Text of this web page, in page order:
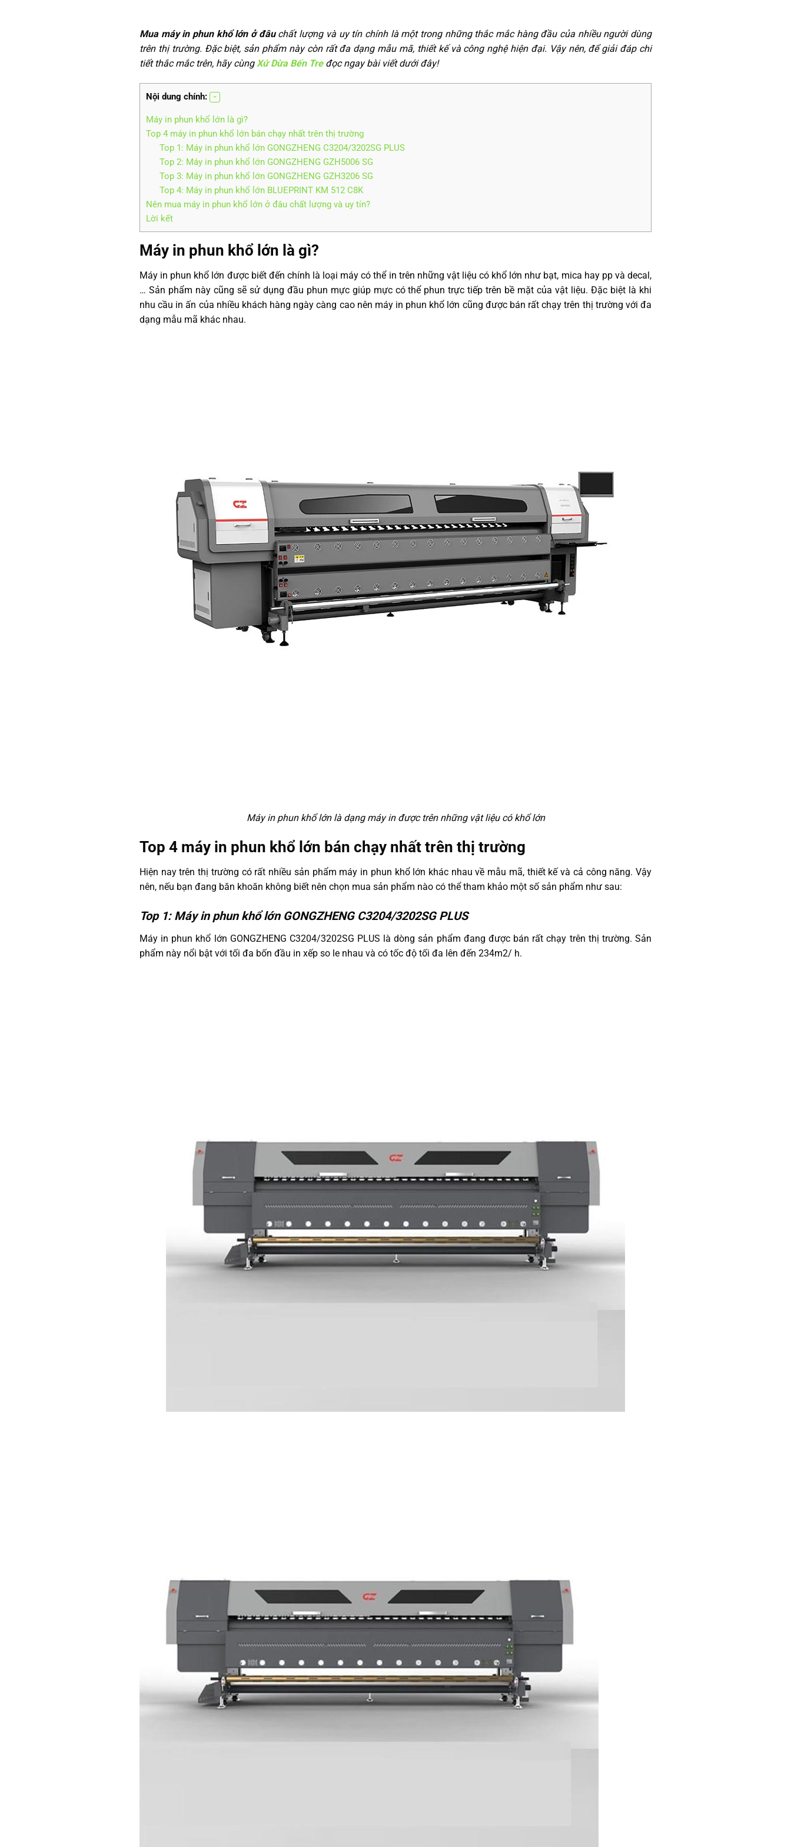
Mua máy in phun khổ lớnở đâuchất lượng và uy tín chính là một trong những thắc mắc hàng đầu của nhiều người dùng
trên thị trường. Đặc biệt, sản phẩm này còn rất đa dạng mẫu mã, thiết kế và công nghệ hiện đại. Vậy nên, để giải đáp chi
tiết thắc mắc trên, hãy cùngXứ Dừa Bến Tređọc ngay bài viết dưới đây!
Nội dung chính:
Máy in phun khổ lớn là gì?
Top 4 máy in phun khổ lớn bán chạy nhất trên thị trường
Top 1: Máy in phun khổ lớn GONGZHENG C3204/3202SG PLUS
Top 2: Máy in phun khổ lớn GONGZHENG GZH5006 SG
Top 3: Máy in phun khổ lớn GONGZHENG GZH3206 SG
Top 4: Máy in phun khổ lớn BLUEPRINT KM 512 C8K
Nên mua máy in phun khổ lớn ở đâu chất lượng và uy tín?
Lời kết
Máy in phun khổ lớn là gì?
Máy in phun khổ lớn được biết đến chính là loại máy có thể in trên những vật liệu có khổ lớn như bạt, mica hay pp và decal,
… Sản phẩm này cũng sẽ sử dụng đầu phun mực giúp mực có thể phun trực tiếp trên bề mặt của vật liệu. Đặc biệt là khi
nhu cầu in ấn của nhiều khách hàng ngày càng cao nên máy in phun khổ lớn cũng được bán rất chạy trên thị trường với đa
dạng mẫu mã khác nhau.
Máy in phun khổ lớn là dạng máy in được trên những vật liệu có khổ lớn
Top 4 máy in phun khổ lớn bán chạy nhất trên thị trường
Hiện nay trên thị trường có rất nhiều sản phẩm máy in phun khổ lớn khác nhau về mẫu mã, thiết kế và cả công năng. Vậy
nên, nếu bạn đang băn khoăn không biết nên chọn mua sản phẩm nào có thể tham khảo một số sản phẩm như sau:
Top 1: Máy in phun khổ lớn GONGZHENG C3204/3202SG PLUS
Máy in phun khổ lớn GONGZHENG C3204/3202SG PLUS là dòng sản phẩm đang được bán rất chạy trên thị trường. Sản
phẩm này nổi bật với tối đa bốn đầu in xếp so le nhau và có tốc độ tối đa lên đến 234m2/ h.